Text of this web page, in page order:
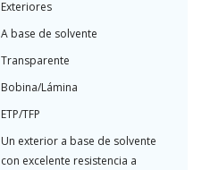
Exteriores
A base de solvente
Transparente
Bobina/Lámina
ETP/TFP
Un exterior a base de solvente
con excelente resistencia a